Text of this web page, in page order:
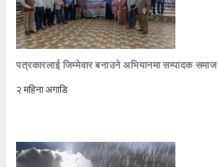
पत्रकारलाई जिम्मेवार बनाउने अभियानमा सम्पादक समाज
२ महिना अगाडि